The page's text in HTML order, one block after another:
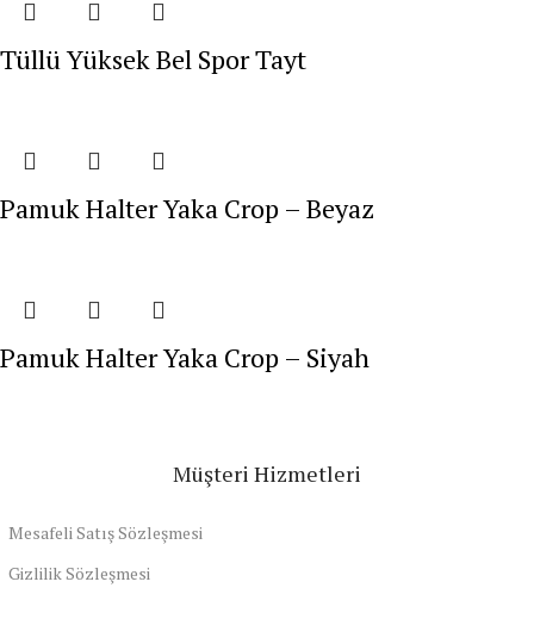
Tüllü Yüksek Bel Spor Tayt
Pamuk Halter Yaka Crop – Beyaz
Pamuk Halter Yaka Crop – Siyah
Müşteri Hizmetleri
Mesafeli Satış Sözleşmesi
Gizlilik Sözleşmesi